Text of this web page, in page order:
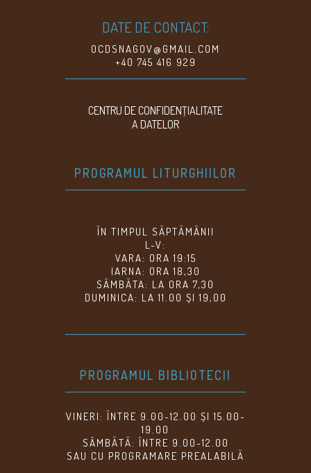
DATE DE CONTACT:
OCDSNAGOV@GMAIL.COM
+40 745 416 929
CENTRU DE CONFIDENŢIALITATE
A DATELOR
PROGRAMUL LITURGHIILOR
ÎN TIMPUL SĂPTĂMÂNII
L-V:
VARA: ORA 19:15
IARNA: ORA 18,30
SÂMBĂTA: LA ORA 7,30
DUMINICA: LA 11.00 ȘI 19,00
PROGRAMUL BIBLIOTECII
VINERI: ÎNTRE 9.00-12.00 ȘI 15.00-
19.00
SÂMBĂTĂ: ÎNTRE 9.00-12.00
SAU CU PROGRAMARE PREALABILĂ